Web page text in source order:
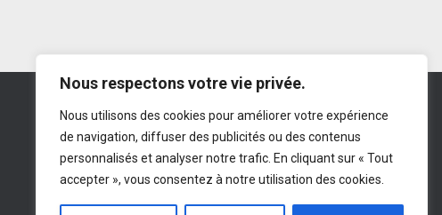
Nous respectons votre vie privée.
Nous utilisons des cookies pour améliorer votre expérience
de navigation, diffuser des publicités ou des contenus
personnalisés et analyser notre trafic. En cliquant sur « Tout
accepter », vous consentez à notre utilisation des cookies.
Menoua Community Germany e.V.
IBAN: DE 77 545500100 191674985
BIC: LUHSDE6AXXX Sparkasse